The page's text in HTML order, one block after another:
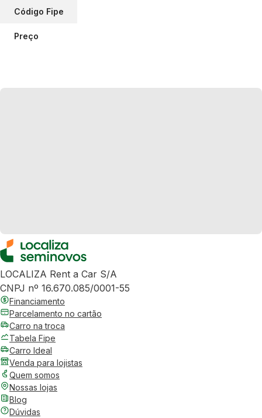
Código Fipe
Preço
LOCALIZA Rent a Car S/A
CNPJ nº 16.670.085/0001-55
Financiamento
Parcelamento no cartão
Carro na troca
Tabela Fipe
Carro Ideal
Venda para lojistas
Quem somos
Nossas lojas
Blog
Dúvidas